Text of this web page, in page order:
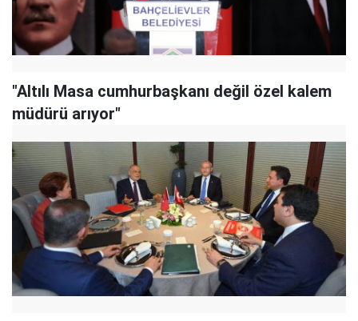
"Altılı Masa cumhurbaşkanı değil özel kalem
müdürü arıyor"